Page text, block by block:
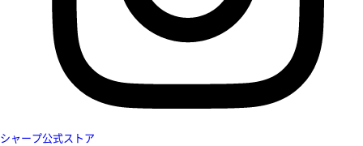
シャープ公式ストア